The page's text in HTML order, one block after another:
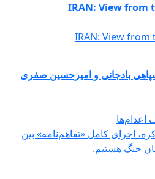
IRAN: View
IRAN:
و امیرحسین صفری
کامل «تفاهم‌نامه» بین
هستیم.